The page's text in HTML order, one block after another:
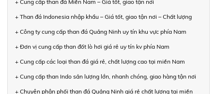
+ Cung cấp than đá Miền Nam – Giá tốt, giao tận nơi
+ Than đá Indonesia nhập khẩu – Giá tốt, giao tận nơi – Chất lượng
+ Công ty cung cấp than đá Quảng Ninh uy tín khu vực phía Nam
+ Đơn vị cung cấp than đốt lò hơi giá rẻ uy tín kv phía Nam
+ Cung cấp các loại than đá giá rẻ, chất lượng cao tại miền Nam
+ Cung cấp than Indo sản lượng lớn, nhanh chóng, giao hàng tận nơi
+ Chuyên phân phối than đá Quảng Ninh giá rẻ chất lượng tại miền